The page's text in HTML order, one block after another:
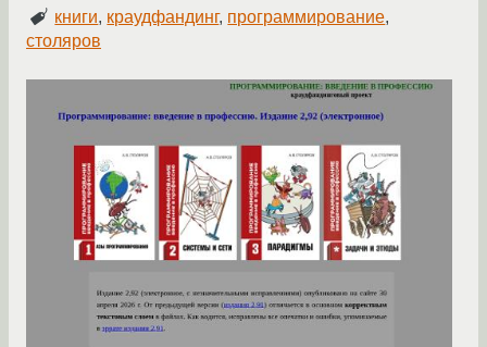
книги, краудфандинг, программирование,
столяров